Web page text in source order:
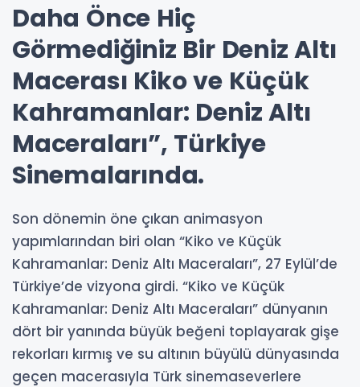
Daha Önce Hiç
Görmediğiniz Bir Deniz Altı
Macerası Kiko ve Küçük
Kahramanlar: Deniz Altı
Maceraları”, Türkiye
Sinemalarında.
Son dönemin öne çıkan animasyon
yapımlarından biri olan “Kiko ve Küçük
Kahramanlar: Deniz Altı Maceraları”, 27 Eylül’de
Türkiye’de vizyona girdi. “Kiko ve Küçük
Kahramanlar: Deniz Altı Maceraları” dünyanın
dört bir yanında büyük beğeni toplayarak gişe
rekorları kırmış ve su altının büyülü dünyasında
geçen macerasıyla Türk sinemaseverlere